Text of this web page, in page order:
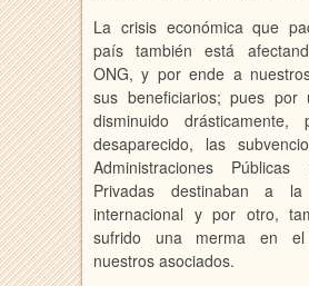
La crisis económica que
país también está
ONG, y por ende a
sus beneficiarios; pues por
disminuido drásticamente,
desaparecido, las
Administraciones
Privadas destinaban a la
internacional y por otro,
sufrido una merma en
nuestros asociados.